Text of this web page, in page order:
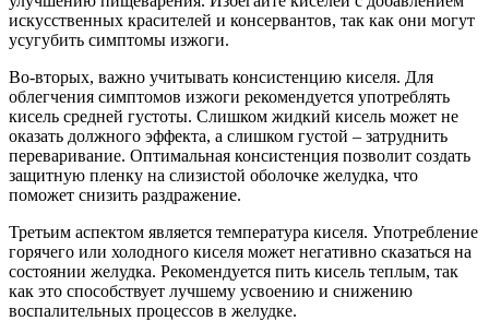
искусственных красителей и консервантов, так как они могут
усугубить симптомы изжоги.
Во-вторых, важно учитывать консистенцию киселя. Для
облегчения симптомов изжоги рекомендуется употреблять
кисель средней густоты. Слишком жидкий кисель может не
оказать должного эффекта, а слишком густой – затруднить
переваривание. Оптимальная консистенция позволит создать
защитную пленку на слизистой оболочке желудка, что
поможет снизить раздражение.
Третьим аспектом является температура киселя. Употребление
горячего или холодного киселя может негативно сказаться на
состоянии желудка. Рекомендуется пить кисель теплым, так
как это способствует лучшему усвоению и снижению
воспалительных процессов в желудке.